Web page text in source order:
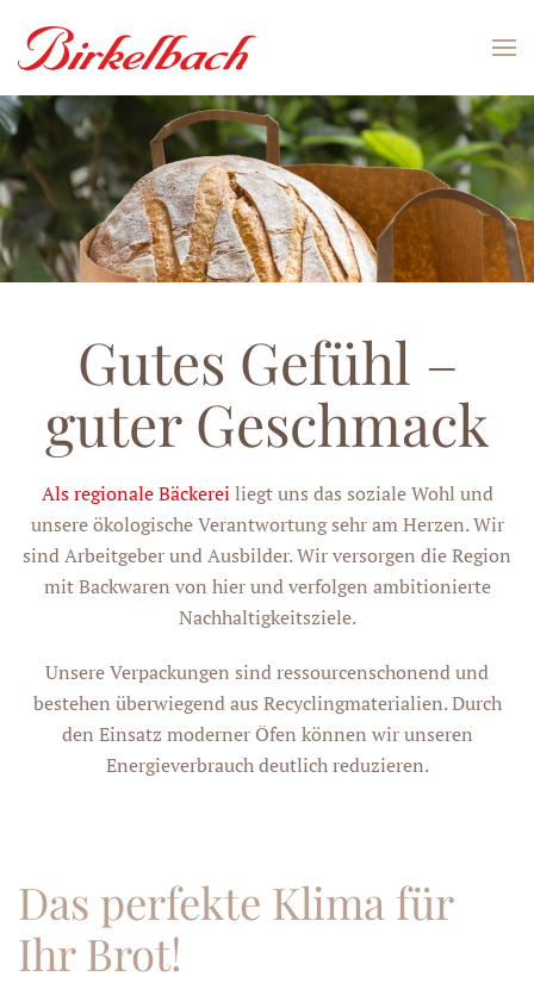
Skip to main content
Gutes Gefühl –
guter Geschmack
Als regionale Bäckerei liegt uns das soziale Wohl und
unsere ökologische Verantwortung sehr am Herzen. Wir
sind Arbeitgeber und Ausbilder. Wir versorgen die Region
mit Backwaren von hier und verfolgen ambitionierte
Nachhaltigkeitsziele.
Unsere Verpackungen sind ressourcenschonend und
bestehen überwiegend aus Recyclingmaterialien. Durch
den Einsatz moderner Öfen können wir unseren
Energieverbrauch deutlich reduzieren.
Das perfekte Klima für
Ihr Brot!